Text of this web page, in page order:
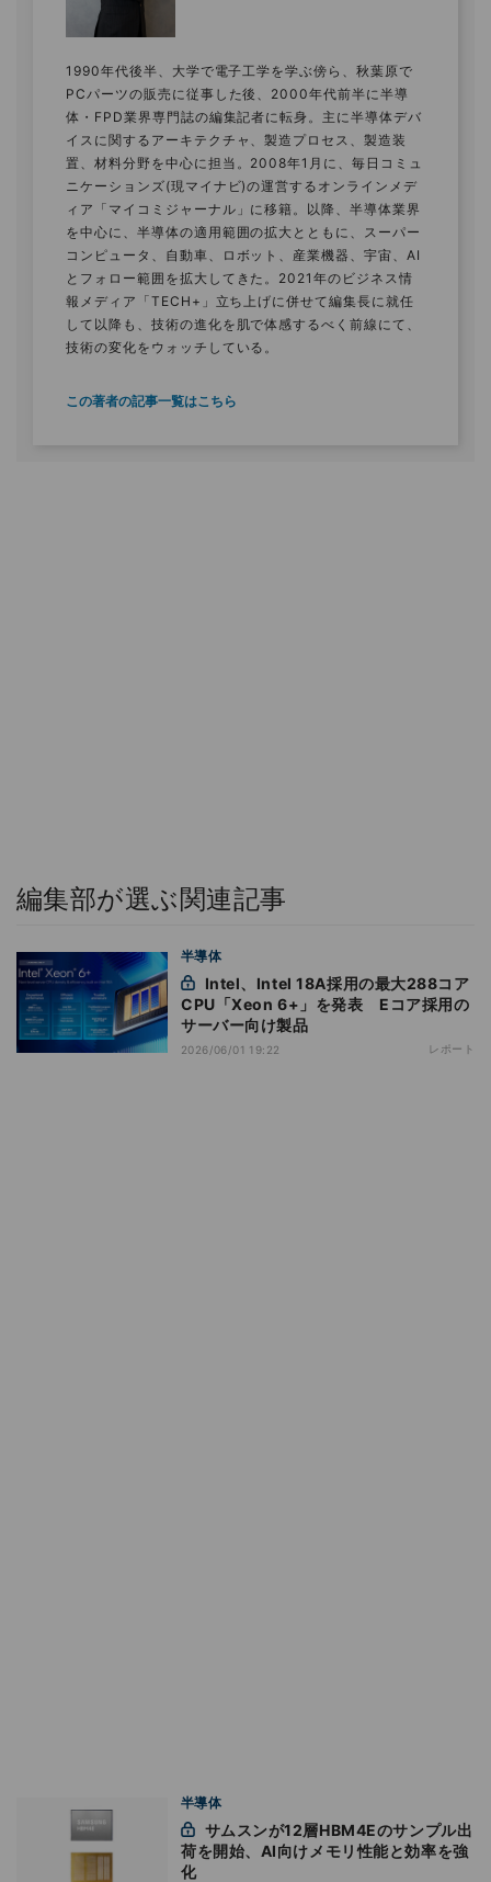
1990年代後半、大学で電子工学を学ぶ傍ら、秋葉原で
PCパーツの販売に従事した後、2000年代前半に半導
体・FPD業界専門誌の編集記者に転身。主に半導体デバ
イスに関するアーキテクチャ、製造プロセス、製造装
置、材料分野を中心に担当。2008年1月に、毎日コミュ
ニケーションズ(現マイナビ)の運営するオンラインメデ
ィア「マイコミジャーナル」に移籍。以降、半導体業界
を中心に、半導体の適用範囲の拡大とともに、スーパー
コンピュータ、自動車、ロボット、産業機器、宇宙、AI
とフォロー範囲を拡大してきた。2021年のビジネス情
報メディア「TECH+」立ち上げに併せて編集長に就任
して以降も、技術の進化を肌で体感するべく前線にて、
技術の変化をウォッチしている。
この著者の記事一覧はこちら
編集部が選ぶ関連記事
半導体
CPU「Xeon 6+」を発表 Eコア採用の
サーバー向け製品
2026/06/01 19:22 レポート
半導体
荷を開始、AI向けメモリ性能と効率を強
化